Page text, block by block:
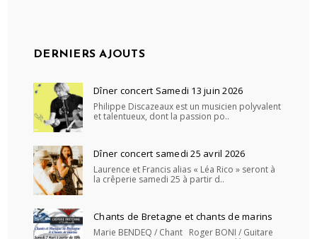
DERNIERS AJOUTS
Dîner concert Samedi 13 juin 2026
Philippe Discazeaux est un musicien polyvalent
et talentueux, dont la passion po..
Dîner concert samedi 25 avril 2026
Laurence et Francis alias « Léa Rico » seront à
la crêperie samedi 25 à partir d..
Chants de Bretagne et chants de marins
Marie BENDEQ / Chant Roger BONI / Guitare